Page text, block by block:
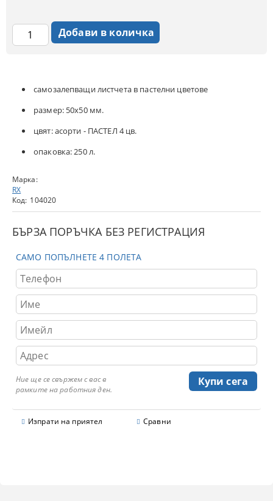
самозалепващи листчета в пастелни цветове
размер: 50х50 мм.
цвят: асорти - ПАСТЕЛ 4 цв.
опаковка: 250 л.
Марка:
RX
Код: 104020
БЪРЗА ПОРЪЧКА БЕЗ РЕГИСТРАЦИЯ
САМО ПОПЪЛНЕТЕ 4 ПОЛЕТА
Ние ще се свържем с вас в
рамките на работния ден.
Изпрати на приятел Сравни